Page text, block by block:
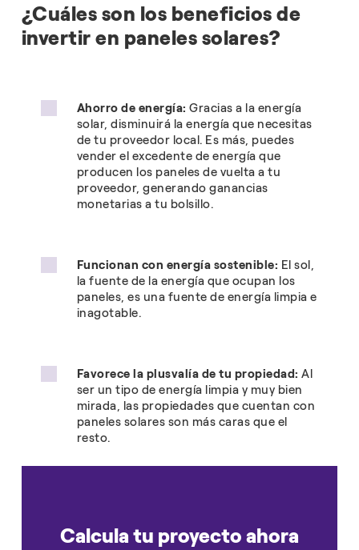
¿Cuáles son los beneficios de
invertir en paneles solares?
Ahorro de energía: Gracias a la energía
solar, disminuirá la energía que necesitas
de tu proveedor local. Es más, puedes
vender el excedente de energía que
producen los paneles de vuelta a tu
proveedor, generando ganancias
monetarias a tu bolsillo.
Funcionan con energía sostenible: El sol,
la fuente de la energía que ocupan los
paneles, es una fuente de energía limpia e
inagotable.
Favorece la plusvalía de tu propiedad: Al
ser un tipo de energía limpia y muy bien
mirada, las propiedades que cuentan con
paneles solares son más caras que el
resto.
Calcula tu proyecto ahora